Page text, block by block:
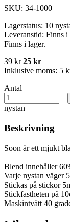
SKU: 34-1000
Lagerstatus: 10
Leveranstid: Finns i
Finns i lager.
39 kr 25 kr
Inklusive moms: 5
Antal
nystan
Beskrivning
Soon är ett mjukt
Blend innehåller
Varje nystan väger
Stickas på stickor
Stickfastheten på
Maskintvätt 40